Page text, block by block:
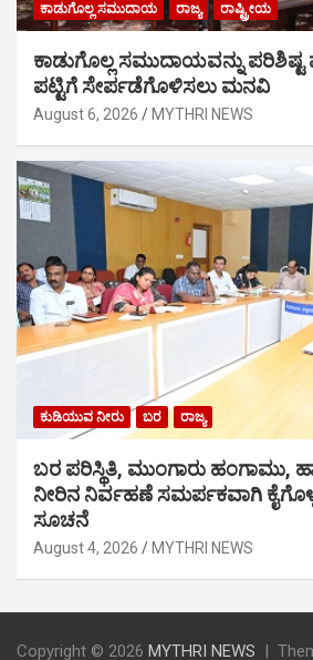
ಕಾಡುಗೊಲ್ಲ ಸಮುದಾಯ ರಾಜ್ಯ ರಾಷ್ಟ್ರೀಯ
ಕಾಡುಗೊಲ್ಲ ಸಮುದಾಯವನ್ನು
ಪಟ್ಟಿಗೆ ಸೇರ್ಪಡೆಗೊಳಿಸಲು ಮನವಿ
August 6, 2026 MYTHRI NEWS
ಕುಡಿಯುವ ನೀರು ಬರ ರಾಜ್ಯ
ಬರ ಪರಿಸ್ಥಿತಿ, ಮುಂಗಾರು ಹಂಗಾಮು,
ನೀರಿನ ನಿರ್ವಹಣೆ ಸಮರ್ಪಕವಾಗಿ
ಸೂಚನೆ
August 4, 2026 MYTHRI NEWS
Copyright © 2026 MYTHRI NEWS